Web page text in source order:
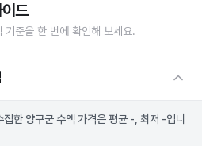
드
준을 한 번에 확인해 보세요.
집한 양구군 수액 가격은 평균 -, 최저 -입니